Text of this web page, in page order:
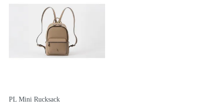
PL Mini Rucksack